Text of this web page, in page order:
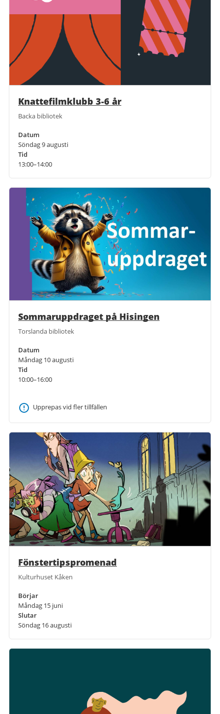
Knattefilmklubb 3-6 år
Backa bibliotek
Datum
Söndag 9 augusti
Tid
13:00–14:00
Sommaruppdraget på Hisingen
Torslanda bibliotek
Datum
Måndag 10 augusti
Tid
10:00–16:00
Upprepas vid fler tillfällen
Fönstertipspromenad
Kulturhuset Kåken
Börjar
Måndag 15 juni
Slutar
Söndag 16 augusti